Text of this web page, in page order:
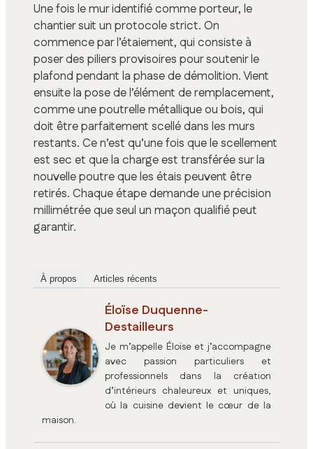
Une fois le mur identifié comme porteur, le
chantier suit un protocole strict. On
commence par l’étaiement, qui consiste à
poser des piliers provisoires pour soutenir le
plafond pendant la phase de démolition. Vient
ensuite la pose de l’élément de remplacement,
comme une poutrelle métallique ou bois, qui
doit être parfaitement scellé dans les murs
restants. Ce n’est qu’une fois que le scellement
est sec et que la charge est transférée sur la
nouvelle poutre que les étais peuvent être
retirés. Chaque étape demande une précision
millimétrée que seul un maçon qualifié peut
garantir.
À propos Articles récents
Éloïse Duquenne-
Destailleurs
Je m’appelle Éloïse et j’accompagne
avec passion particuliers et
professionnels dans la création
d’intérieurs chaleureux et uniques,
où la cuisine devient le cœur de la
maison.